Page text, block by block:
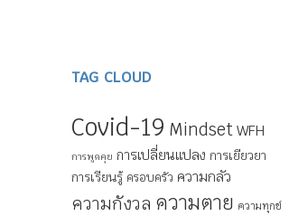
TAG CLOUD
Covid-19 Mindset WFH
การพูดคุย การเปลี่ยนแปลง การเยียวยา
การเรียนรู้ ครอบครัว ความกลัว
ความกังวล ความตาย ความทุกข์